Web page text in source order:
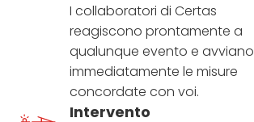
I collaboratori di Certas
reagiscono prontamente a
qualunque evento e avviano
immediatamente le misure
concordate con voi.
Intervento